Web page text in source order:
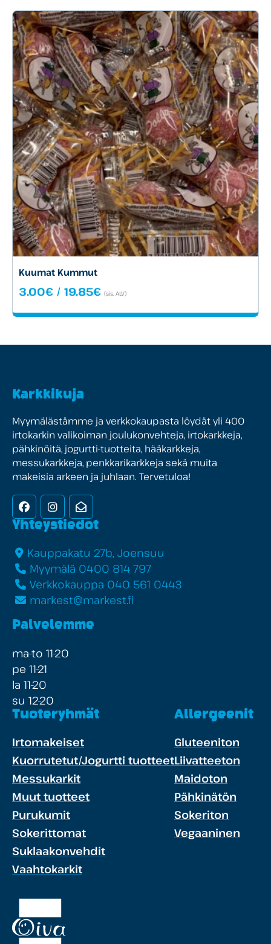
Kuumat Kummut
3.00€ / 19.85€Hintaluokka:
-
(sis. ALV)
Karkkikuja
Myymälästämme ja verkkokaupasta löydät yli 400
irtokarkin valikoiman joulukonvehteja, irtokarkkeja,
pähkinöitä, jogurtti-tuotteita, hääkarkkeja,
messukarkkeja, penkkarikarkkeja sekä muita
makeisia arkeen ja juhlaan. Tervetuloa!
FacebookInstagramUutiskirje
Yhteystiedot
Kauppakatu 27b, Joensuu
Myymälä 0400 814 797
Verkkokauppa 040 561 0443
markest@markest.fi
Palvelemme
ma-to 11-20
pe 11-21
la 11-20
su 12-20
Tuoteryhmät
Irtomakeiset
Kuorrutetut/Jogurtti tuotteet
Messukarkit
Muut tuotteet
Purukumit
Sokerittomat
Suklaakonvehdit
Vaahtokarkit
Allergeenit
Gluteeniton
Liivatteeton
Maidoton
Pähkinätön
Sokeriton
Vegaaninen